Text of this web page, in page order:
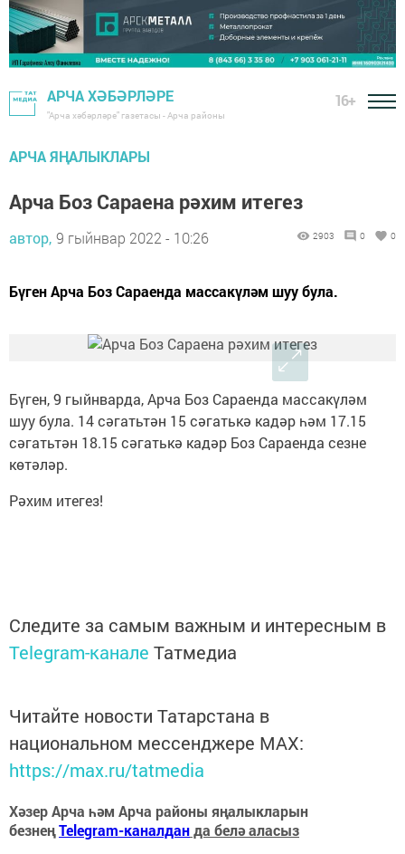
АРЧА ХӘБӘРЛӘРЕ
"Арча хәбәрләре" газетасы - Арча районы
16+
АРЧА ЯҢАЛЫКЛАРЫ
Арча Боз Сараена рәхим итегез
автор, 9 гыйнвар 2022 - 10:26 2903 0 0
Бүген Арча Боз Сараенда массакүләм шуу була.
Бүген, 9 гыйнварда, Арча Боз Сараенда массакүләм
шуу була. 14 сәгатьтән 15 сәгатькә кадәр һәм 17.15
сәгатьтән 18.15 сәгатькә кадәр Боз Сараенда сезне
көтәләр.
Рәхим итегез!
Следите за самым важным и интересным в
Telegram-канале Татмедиа
Читайте новости Татарстана в
национальном мессенджере MАХ:
https://max.ru/tatmedia
Хәзер Арча һәм Арча районы яңалыкларын
безнеңTelegram-каналданда белә аласыз